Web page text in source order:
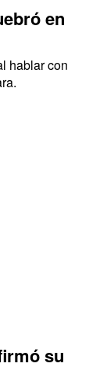
en
hablar con
su